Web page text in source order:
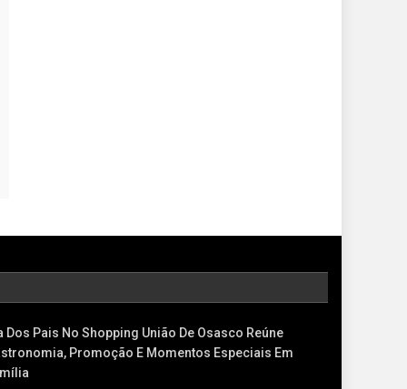
Dos Pais No Shopping União De Osasco Reúne
Promoção E Momentos Especiais Em